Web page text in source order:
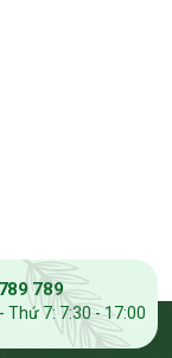
789
Thứ 7: 7:30 - 17:00